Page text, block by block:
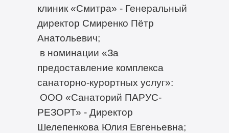
клиник «Смитра» - Генеральный
директор Смиренко Пётр
Анатольевич;
в номинации «За
предоставление комплекса
санаторно-курортных услуг»:
ООО «Санаторий ПАРУС-
РЕЗОРТ» - Директор
Шелепенкова Юлия Евгеньевна;